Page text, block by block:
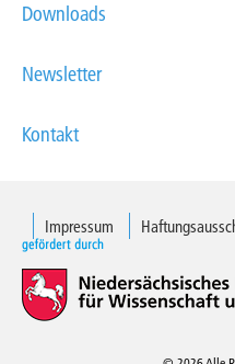
Downloads
Newsletter
Kontakt
Impressum